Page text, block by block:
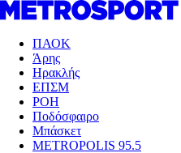
ΠΑΟΚ
Άρης
Ηρακλής
ΕΠΣΜ
ΡΟΗ
Ποδόσφαιρο
Μπάσκετ
METROPOLIS 95.5